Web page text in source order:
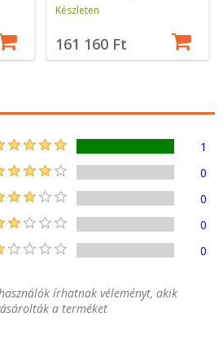
Készleten
161 160 Ft
1
0
0
0
0
írhatnak véleményt, akik
a terméket